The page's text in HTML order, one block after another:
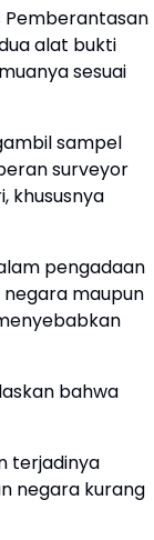
Pemberantasan
alat bukti
sesuai
sampel
surveyor
khususnya
pengadaan
maupun
bahwa
terjadinya
negara kurang